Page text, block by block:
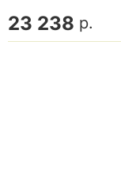
23 238 р.